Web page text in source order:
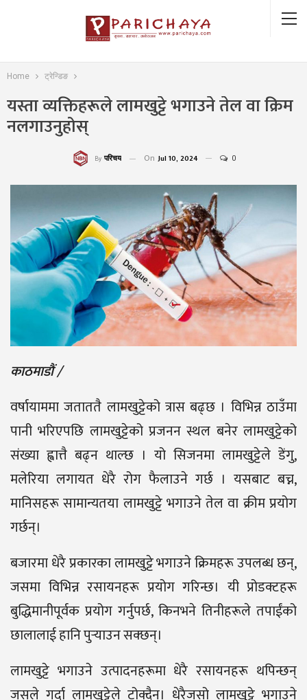
Home ट्रेन्डिङ
यस्ता व्यक्तिहरूले लामखुट्टे भगाउने तेल वा क्रिम
नलगाउनुहोस्
By परिचय On Jul 10, 2024 0
काठमाडौं /
वर्षायाममा जताततै लामखुट्टेको त्रास बढ्छ । विभिन्न ठाउँमा
पानी भरिएपछि लामखुट्टेको प्रजनन स्थल बनेर लामखुट्टेको
संख्या ह्वात्तै बढ्न थाल्छ । यो सिजनमा लामखुट्टेले डेंगु,
मलेरिया लगायत धेरै रोग फैलाउने गर्छ । यसबाट बच्न,
मानिसहरू सामान्यतया लामखुट्टे भगाउने तेल वा क्रीम प्रयोग
गर्छन्।
बजारमा धेरै प्रकारका लामखुट्टे भगाउने क्रिमहरू उपलब्ध छन्,
जसमा विभिन्न रसायनहरू प्रयोग गरिन्छ। यी प्रोडक्टहरू
बुद्धिमानीपूर्वक प्रयोग गर्नुपर्छ, किनभने तिनीहरूले तपाईंको
छालालाई हानि पुऱ्याउन सक्छन्।
लामखुट्टे भगाउने उत्पादनहरूमा धेरै रसायनहरू थपिन्छन्
जसले गर्दा लामखुट्टेले टोक्दैन। धेरैजसो लामखुट्टे भगाउने